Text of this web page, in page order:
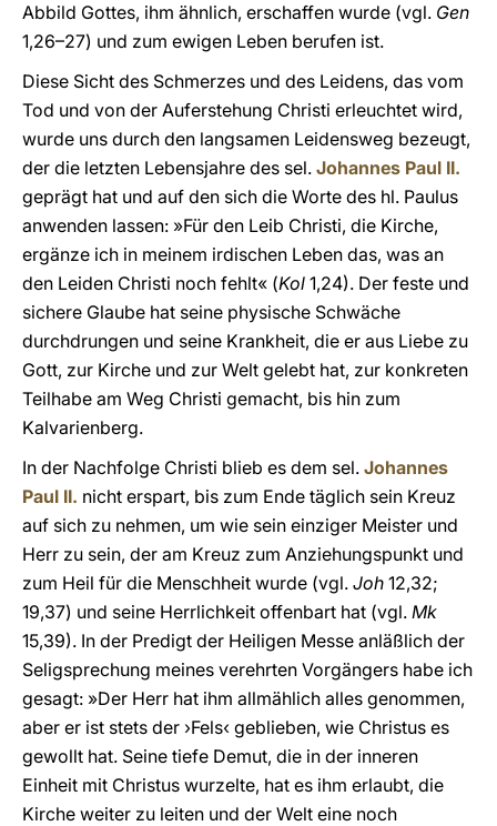
Abbild Gottes, ihm ähnlich, erschaffen wurde (vgl. Gen
1,26–27) und zum ewigen Leben berufen ist.
Diese Sicht des Schmerzes und des Leidens, das vom
Tod und von der Auferstehung Christi erleuchtet wird,
wurde uns durch den langsamen Leidensweg bezeugt,
der die letzten Lebensjahre des sel. Johannes Paul II.
geprägt hat und auf den sich die Worte des hl. Paulus
anwenden lassen: »Für den Leib Christi, die Kirche,
ergänze ich in meinem irdischen Leben das, was an
den Leiden Christi noch fehlt« (Kol 1,24). Der feste und
sichere Glaube hat seine physische Schwäche
durchdrungen und seine Krankheit, die er aus Liebe zu
Gott, zur Kirche und zur Welt gelebt hat, zur konkreten
Teilhabe am Weg Christi gemacht, bis hin zum
Kalvarienberg.
In der Nachfolge Christi blieb es dem sel. Johannes
Paul II. nicht erspart, bis zum Ende täglich sein Kreuz
auf sich zu nehmen, um wie sein einziger Meister und
Herr zu sein, der am Kreuz zum Anziehungspunkt und
zum Heil für die Menschheit wurde (vgl. Joh 12,32;
19,37) und seine Herrlichkeit offenbart hat (vgl. Mk
15,39). In der Predigt der Heiligen Messe anläßlich der
Seligsprechung meines verehrten Vorgängers habe ich
gesagt: »Der Herr hat ihm allmählich alles genommen,
aber er ist stets der ›Fels‹ geblieben, wie Christus es
gewollt hat. Seine tiefe Demut, die in der inneren
Einheit mit Christus wurzelte, hat es ihm erlaubt, die
Kirche weiter zu leiten und der Welt eine noch